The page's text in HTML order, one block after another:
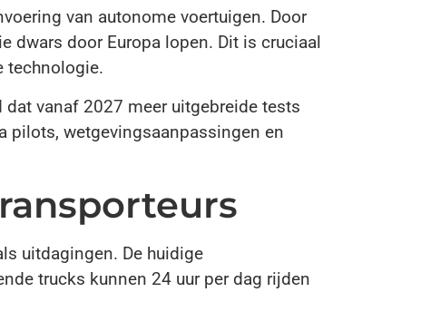
van autonome voertuigen. Door
dwars door Europa lopen. Dit is cruciaal
technologie.
vanaf 2027 meer uitgebreide tests
pilots, wetgevingsaanpassingen en
uitdagingen. De huidige
trucks kunnen 24 uur per dag rijden